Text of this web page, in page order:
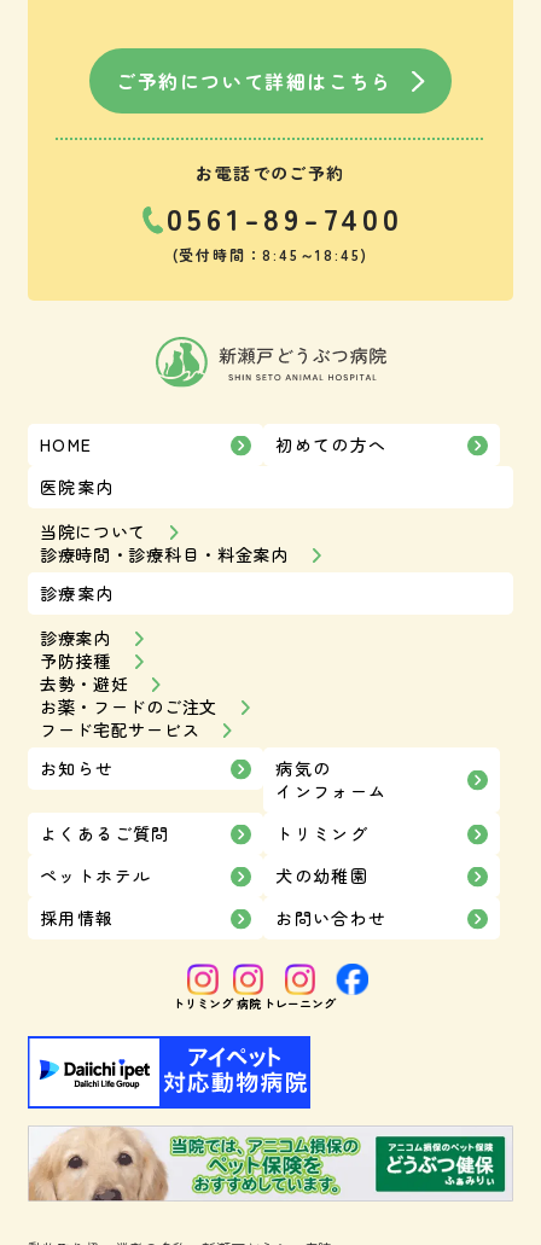
ご予約について詳細はこちら
お電話でのご予約
0561-89-7400
(受付時間：8:45～18:45)
HOME
初めての方へ
医院案内
当院について
診療時間・診療科目・料金案内
診療案内
診療案内
予防接種
去勢・避妊
お薬・フードのご注文
フード宅配サービス
お知らせ
病気の
インフォーム
よくあるご質問
トリミング
ペットホテル
犬の幼稚園
採用情報
お問い合わせ
トリミング 病院 トレーニング